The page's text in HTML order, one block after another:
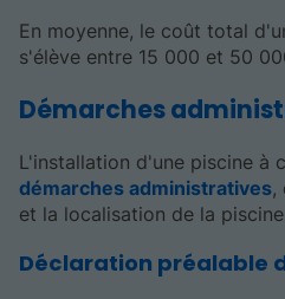
En moyenne, le coût total
s'élève entre 15 000 et 50
Démarches
L'installation d'une piscine à
démarches administratives,
et la localisation de la
Déclaration préalable